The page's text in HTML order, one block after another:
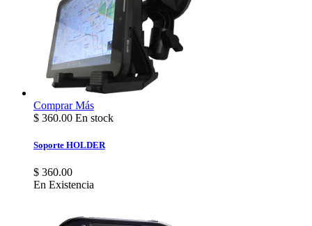
ComprarMás
$ 360.00 En stock
Soporte HOLDER
$ 360.00
En Existencia